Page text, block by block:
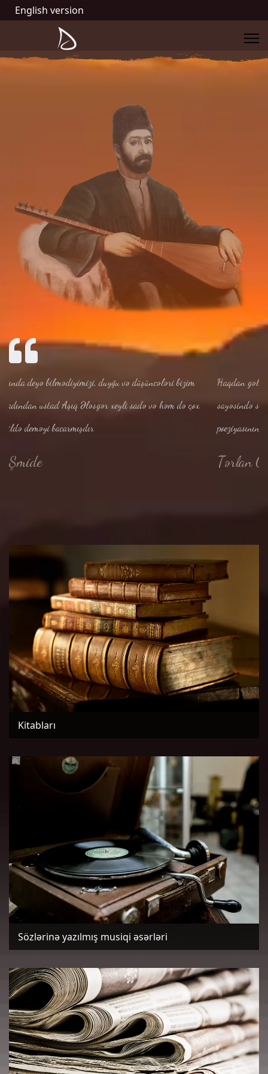
English version
bizim
həm də çox
Haqdan gələn dərin təbi, qaynar ilhamı, fitri istedadı,
sayəsində saz-söz dünyamızın korifeyinə çevrilən
poeziyasının Nizamisi, bütün Şərq dünyasının günəşi
Kitabları
Sözlərinə yazılmış musiqi əsərləri